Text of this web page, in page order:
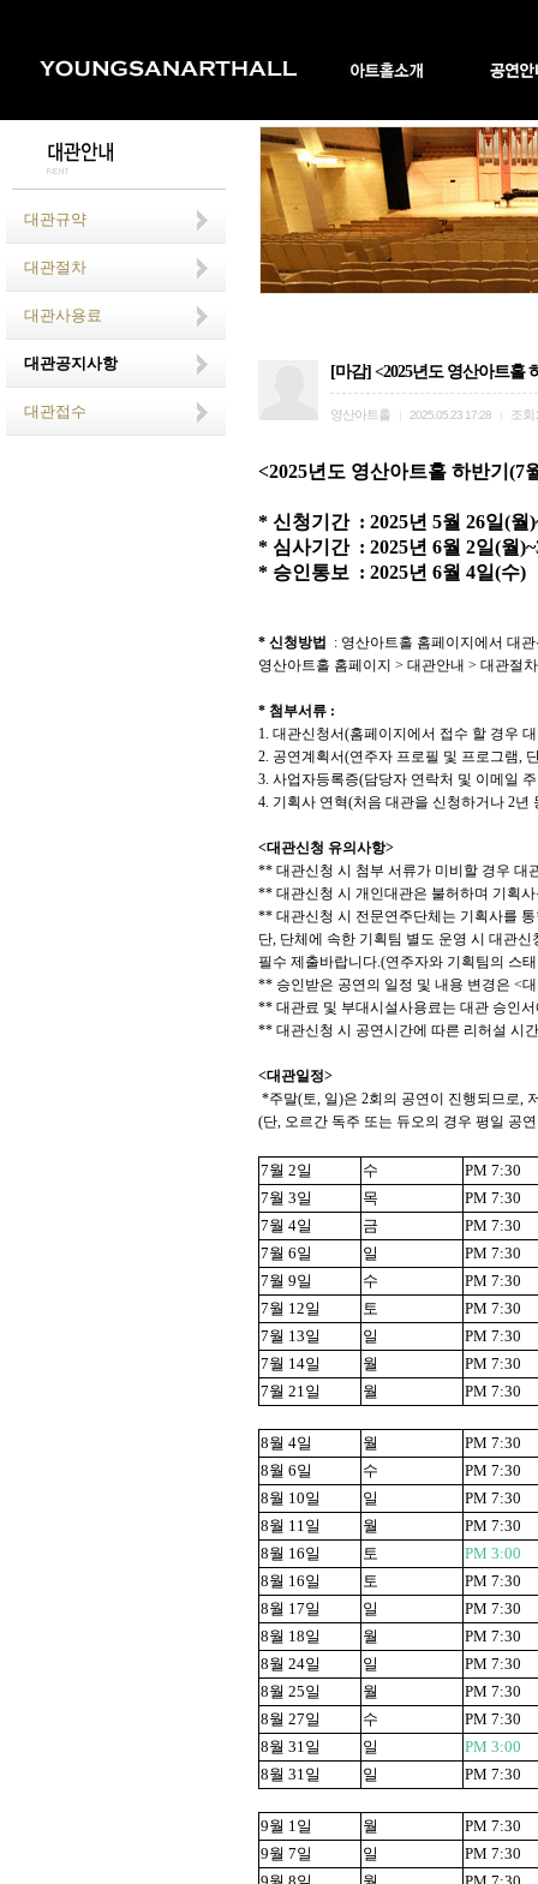
대관규약
대관절차
대관사용료
대관공지사항
대관접수
[마감] <2025년도 영산아트홀
영산아트홀 2025.05.23 17:28 조회
<2025년도 영산아트홀 하반기 (7
* 신청기간 : 2025년 5월 26일(월
* 심사기간 : 2025년 6월 2일(월
* 승인통보 : 2025년 6월 4일(수)
* 신청방법 : 영산아트홀 홈페이지에서 대
영산아트홀 홈페이지 > 대관안내 > 대관절차
* 첨부서류:
1. 대관신청서(홈페이지에서 접수 할 경우
2. 공연계획서(연주자 프로필 및 프로그램,
3. 사업자등록증(담당자 연락처 및 이메일
4. 기획사 연혁(처음 대관을 신청하거나 2년
<대관신청 유의사항>
** 대관신청 시 첨부 서류가 미비할 경우 대
** 대관신청 시 개인대관은 불허하며 기획
** 대관신청 시 전문연주단체는 기획사를
단, 단체에 속한 기획팀 별도 운영 시 대관신
필수 제출바랍니다.(연주자와 기획팀의 스
** 승인받은 공연의 일정 및 내용 변경은 <
** 대관료 및 부대시설사용료는 대관 승인
** 대관신청 시 공연시간에 따른 리허설 시
<대관일정>
*주말(토, 일)은 2회의 공연이 진행되므로,
(단, 오르간 독주 또는 듀오의 경우 평일 공
7월 2일 수
PM 7:30
7월 3일 목
PM 7:30
7월 4일 금
PM 7:30
7월 6일 일
PM 7:30
7월 9일 수
PM 7:30
7월 12일 토
PM 7:30
7월 13일 일
PM 7:30
7월 14일 월
PM 7:30
7월 21일 월 PM 7:30
8월 4일 월
PM 7:30
8월 6일 수
PM 7:30
8월 10일 일
PM 7:30
8월 11일 월
PM 7:30
8월 16일 토
PM 3:00
8월 16일 토
PM 7:30
8월 17일 일
PM 7:30
8월 18일 월
PM 7:30
8월 24일 일
PM 7:30
8월 25일 월
PM 7:30
8월 27일 수
PM 7:30
8월 31일 일
PM 3:00
8월 31일 일 PM 7:30
9월 1일 월
PM 7:30
9월 7일 일
PM 7:30